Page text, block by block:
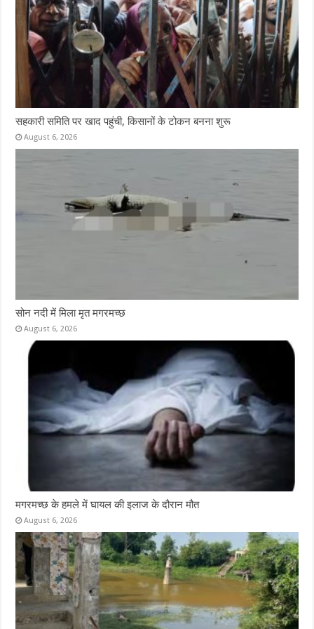
सहकारी समिति पर खाद पहुंची, किसानों के टोकन बनना शुरू
August 6, 2026
सोन नदी में मिला मृत मगरमच्छ
August 6, 2026
मगरमच्छ के हमले में घायल की इलाज के दौरान मौत
August 6, 2026